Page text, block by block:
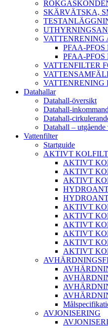
SKÄRVÄTSKA,
VATTENRENING
PFAA-
PFAA-
VATTENFILTER
VATTENRENING
Datahallar
Datahall-översikt
Datahall-
Datahall-
Datahall – utgående
Vattenfilter
Startguide
AKTIVT
AKTIVT
AKTIVT
AKTIVT
AKTIVT
AKTIVT
AKTIVT
AKTIVT
AKTIVT
AKTIVT
AVJONISERING